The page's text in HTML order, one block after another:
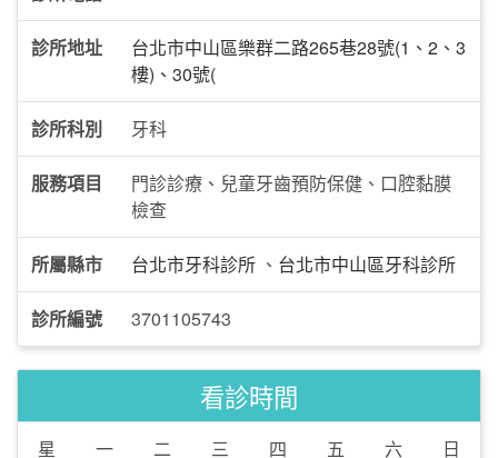
診所地址
台北市中山區樂群二路265巷28號(1、2、3
樓)、30號(
診所科別 牙科
服務項目
門診診療、兒童牙齒預防保健、口腔黏膜
檢查
所屬縣市 台北市牙科診所 、 台北市中山區牙科診所
診所編號 3701105743
看診時間
星
一 二 三 四 五 六 日